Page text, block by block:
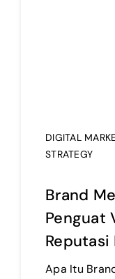
DIGITAL
STRATEGY
Brand
Penguat
Apa Itu